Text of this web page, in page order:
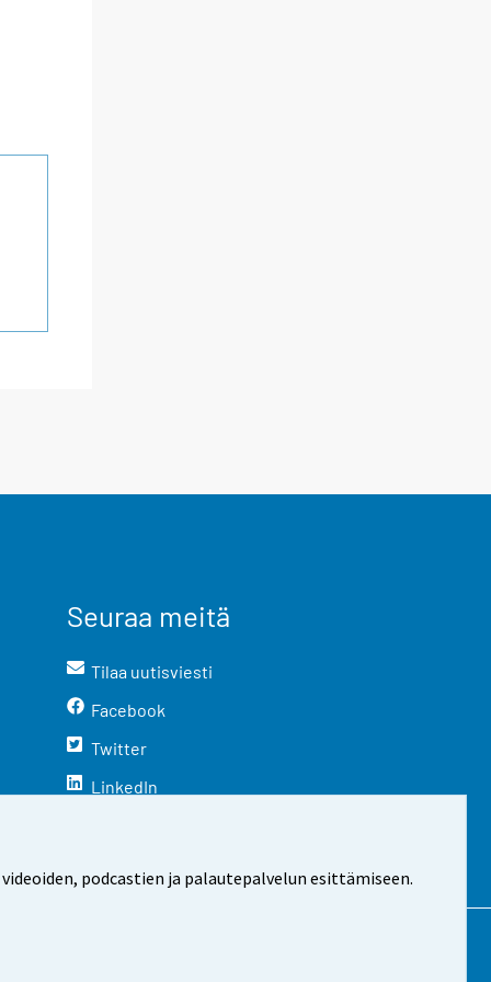
podcastien ja palautepalvelun esittämiseen.
Seuraa meitä
Tilaa uutisviesti
Facebook
Twitter
LinkedIn